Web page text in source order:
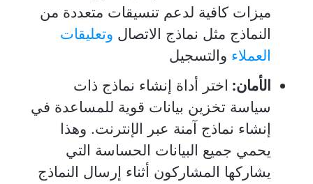
ميزات كافية لدعم تنسيقات متعددة من
النماذج مثل نماذج الاتصال وتعليقات
العملاء والتسجيل
الأمان: اختر أداة إنشاء نماذج ذات
سياسة تخزين بيانات قوية للمساعدة في
إنشاء نماذج آمنة عبر الإنترنت. وهذا
يحمي جميع البيانات الحساسة التي
يشاركها المشاركون أثناء إرسال النماذج